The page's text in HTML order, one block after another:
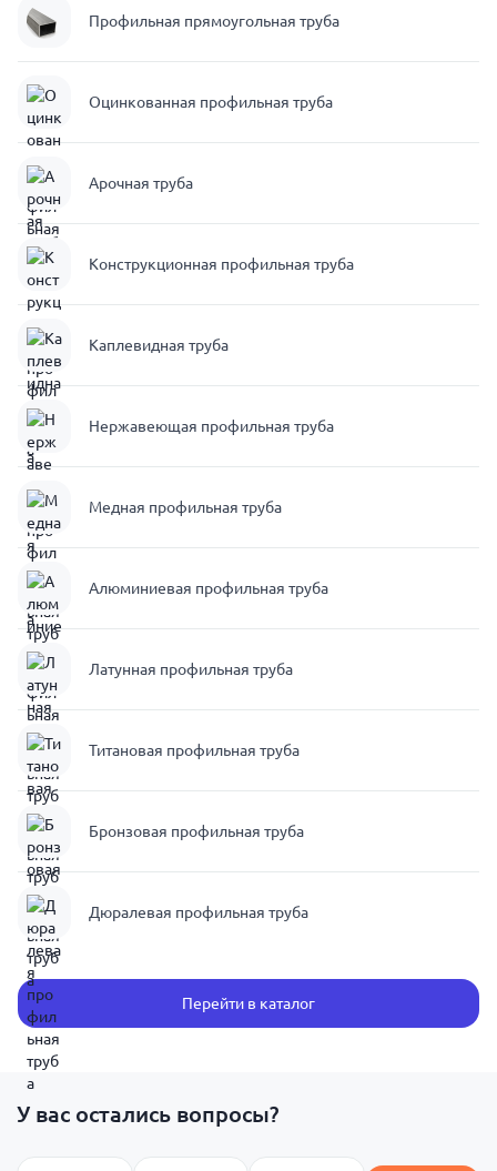
Профильная прямоугольная труба
Оцинкованная профильная труба
Арочная труба
Конструкционная профильная труба
Каплевидная труба
Нержавеющая профильная труба
Медная профильная труба
Алюминиевая профильная труба
Латунная профильная труба
Титановая профильная труба
Бронзовая профильная труба
Дюралевая профильная труба
Перейти в каталог
У вас остались вопросы?